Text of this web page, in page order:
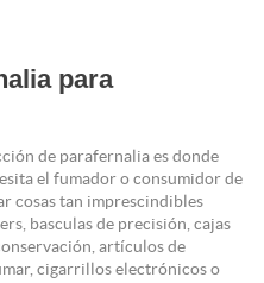
para
de parafernalia es donde
el fumador o consumidor de
cosas tan imprescindibles
basculas de precisión, cajas
artículos de
cigarrillos electrónicos o